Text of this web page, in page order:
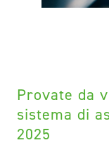
Provate da
sistema di
2025